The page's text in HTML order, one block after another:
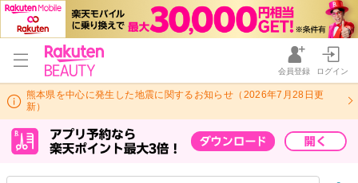
会員登録 ログイン
熊本県を中心に発生した地震に関するお知らせ（2026年7月28日更
新）